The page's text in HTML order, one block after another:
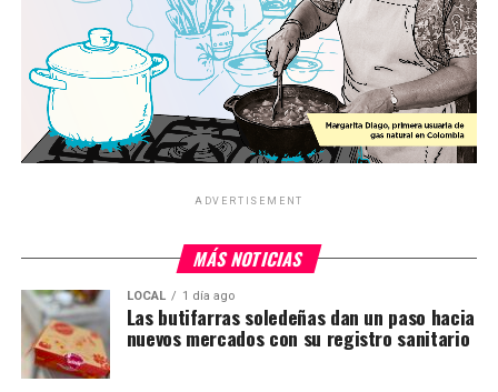
ADVERTISEMENT
MÁS NOTICIAS
LOCAL 1 día ago
Las butifarras soledeñas dan un paso hacia
nuevos mercados con su registro sanitario